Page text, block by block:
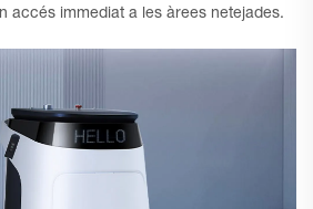
accés immediat a les àrees netejades.